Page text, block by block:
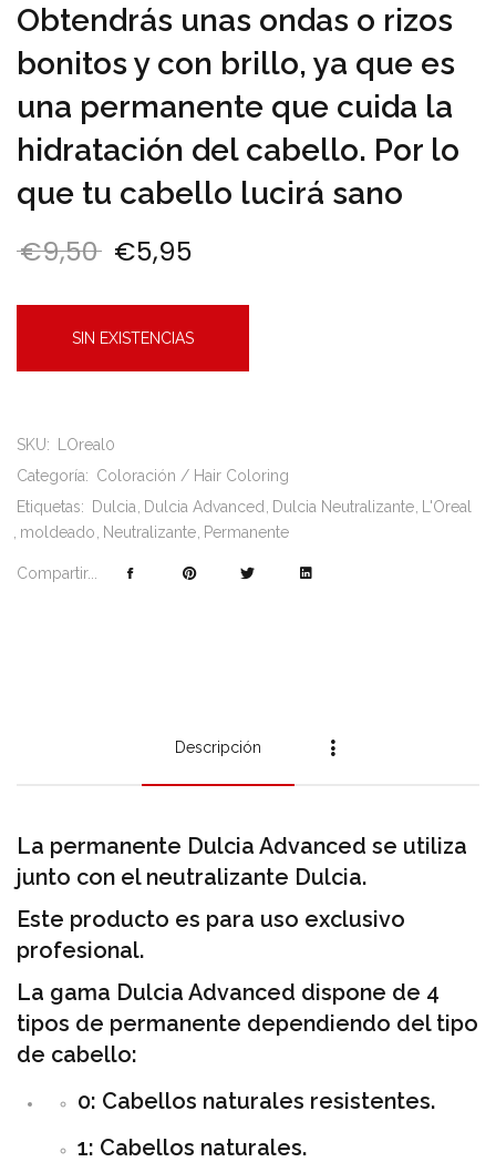
Obtendrás unas ondas o rizos
bonitos y con brillo, ya que es
una permanente que cuida la
hidratación del cabello. Por lo
que tu cabello lucirá sano
€9,50 El precio original era: €9,50.
€5,95
SIN EXISTENCIAS
SKU: LOreal0
Categoría: Coloración / Hair Coloring
Etiquetas: Dulcia Dulcia Advanced Dulcia Neutralizante L'Oreal
moldeado Neutralizante Permanente
Compartir...
Descripción
La permanente Dulcia Advanced se utiliza
junto con el neutralizante Dulcia.
Este producto es para uso exclusivo
profesional.
La gama Dulcia Advanced dispone de 4
tipos de permanente dependiendo del tipo
de cabello:
0: Cabellos naturales resistentes.
1: Cabellos naturales.